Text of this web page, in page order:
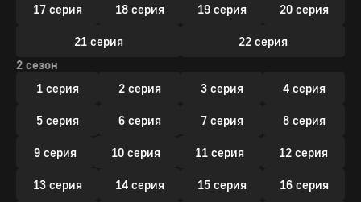
17 серия 18 серия 19 серия 20 серия
21 серия
22 серия
2 сезон
1 серия
2 серия 3 серия 4 серия
5 серия 6 серия 7 серия 8 серия
9 серия 10 серия 11 серия 12 серия
13 серия 14 серия 15 серия 16 серия